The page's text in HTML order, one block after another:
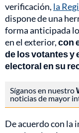
verificación, la
dispone de una
forma anticipada
en el exterior,con
de los votantes y
electoral en su
Síganos en nuestro
noticias de mayor
De acuerdo con la